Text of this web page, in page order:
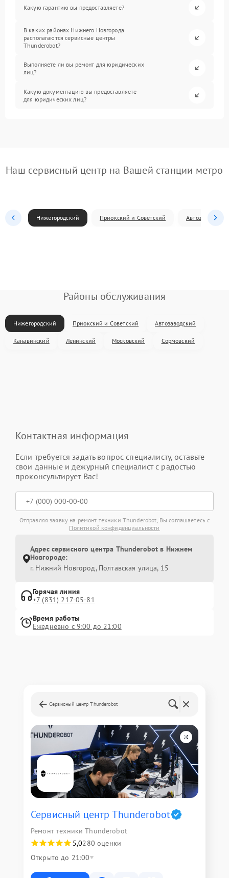
Какую гарантию вы предоставляете?
В каких районах Нижнего Новгорода
располагаются сервисные центры
Thunderobot?
Выполняете ли вы ремонт для юридических
лиц?
Какую документацию вы предоставляете
для юридических лиц?
Наш сервисный центр на Вашей станции метро
Нижегородский Приокский и Советский Автозаводский
Районы обслуживания
Нижегородский Приокский и Советский Автозаводский
Канавинский Ленинский Московский Сормовский
Контактная информация
Если требуется задать вопрос специалисту, оставьте
свои данные и дежурный специалист с радостью
проконсультирует Вас!
Отправляя заявку на ремонт техники Thunderobot, Вы соглашаетесь с
Политикой конфиденциальности
Адрес сервисного центра Thunderobot в Нижнем
Новгороде:
г. Нижний Новгород, Полтавская улица, 15
Горячая линия
+7 (831) 217-05-81
Время работы
Ежедневно с 9:00 до 21:00
Сервисный центр Thunderobot
Сервисный центр Thunderobot
Ремонт техники Thunderobot
5,0280 оценки
Открыто до 21:00